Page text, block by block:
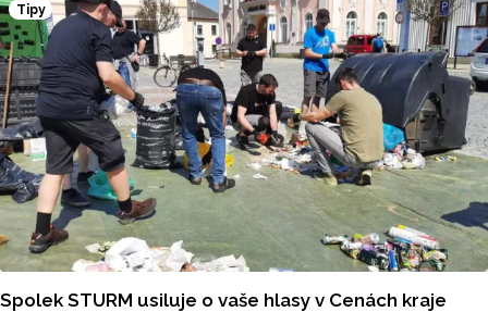
Tipy
Spolek STURM usiluje o vaše hlasy v Cenách kraje